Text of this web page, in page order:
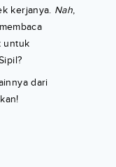
kerjanya. Nah,
untuk
dari